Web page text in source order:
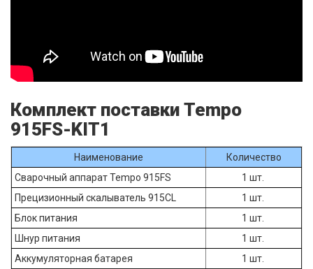
Комплект поставки Tempo
915FS-KIT1
Наименование
Количество
Сварочный аппарат Tempo 915FS
1 шт.
Прецизионный скалыватель 915CL
1 шт.
Блок питания
1 шт.
Шнур питания
1 шт.
Аккумуляторная батарея
1 шт.